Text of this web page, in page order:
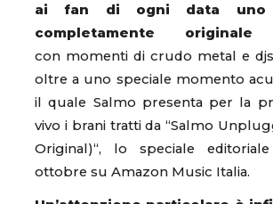
ai fan di ogni data uno
completamente
con momenti di crudo metal e
oltre a uno speciale momento
il quale Salmo presenta per la
vivo i brani tratti da “Salmo
Original)“, lo speciale
ottobre su Amazon Music Italia.